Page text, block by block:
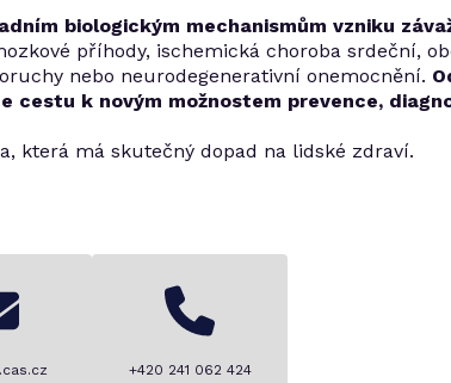
biologickým mechanismům vzniku
příhody, ischemická choroba srdeční,
nebo neurodegenerativní onemocnění.
cestu k novým možnostem prevence,
která má skutečný dopad na lidské zdraví.
+420 241 062 424